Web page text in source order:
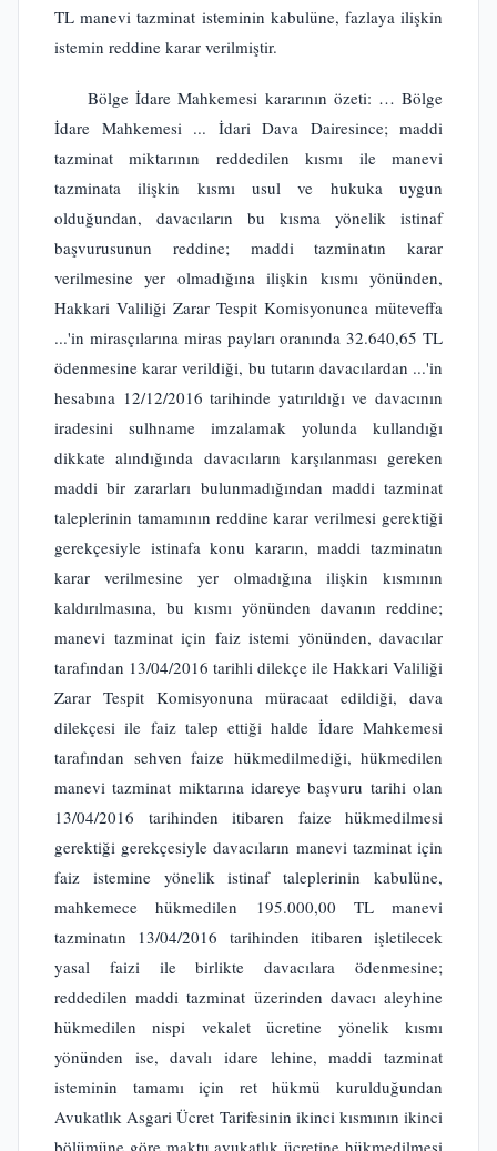
TL manevi tazminat isteminin kabulüne, fazlaya ilişkin
istemin reddine karar verilmiştir.
Bölge İdare Mahkemesi kararının özeti: … Bölge
İdare Mahkemesi ... İdari Dava Dairesince; maddi
tazminat miktarının reddedilen kısmı ile manevi
tazminata ilişkin kısmı usul ve hukuka uygun
olduğundan, davacıların bu kısma yönelik istinaf
başvurusunun reddine; maddi tazminatın karar
verilmesine yer olmadığına ilişkin kısmı yönünden,
Hakkari Valiliği Zarar Tespit Komisyonunca müteveffa
...'in mirasçılarına miras payları oranında 32.640,65 TL
ödenmesine karar verildiği, bu tutarın davacılardan ...'in
hesabına 12/12/2016 tarihinde yatırıldığı ve davacının
iradesini sulhname imzalamak yolunda kullandığı
dikkate alındığında davacıların karşılanması gereken
maddi bir zararları bulunmadığından maddi tazminat
taleplerinin tamamının reddine karar verilmesi gerektiği
gerekçesiyle istinafa konu kararın, maddi tazminatın
karar verilmesine yer olmadığına ilişkin kısmının
kaldırılmasına, bu kısmı yönünden davanın reddine;
manevi tazminat için faiz istemi yönünden, davacılar
tarafından 13/04/2016 tarihli dilekçe ile Hakkari Valiliği
Zarar Tespit Komisyonuna müracaat edildiği, dava
dilekçesi ile faiz talep ettiği halde İdare Mahkemesi
tarafından sehven faize hükmedilmediği, hükmedilen
manevi tazminat miktarına idareye başvuru tarihi olan
13/04/2016 tarihinden itibaren faize hükmedilmesi
gerektiği gerekçesiyle davacıların manevi tazminat için
faiz istemine yönelik istinaf taleplerinin kabulüne,
mahkemece hükmedilen 195.000,00 TL manevi
tazminatın 13/04/2016 tarihinden itibaren işletilecek
yasal faizi ile birlikte davacılara ödenmesine;
reddedilen maddi tazminat üzerinden davacı aleyhine
hükmedilen nispi vekalet ücretine yönelik kısmı
yönünden ise, davalı idare lehine, maddi tazminat
isteminin tamamı için ret hükmü kurulduğundan
Avukatlık Asgari Ücret Tarifesinin ikinci kısmının ikinci
bölümüne göre maktu avukatlık ücretine hükmedilmesi